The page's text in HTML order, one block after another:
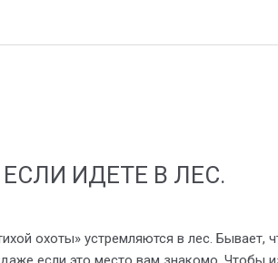
ИДЕТЕ В ЛЕС.
охоты» устремляются в лес. Бывает,